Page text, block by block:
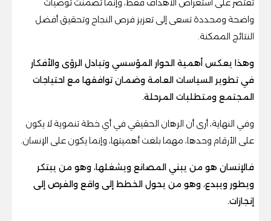
واضحة ومحددة تسعى إلى تعزيز فرص النجاح وتحقيق أفضل
النتائج الممكنة.
وهذا يعكس أهمية الحوار المؤسسي وتبادل الرؤى والأفكار
في تطوير السياسات العامة وضمان توافقها مع احتياجات
المجتمع ومتطلبات المرحلة.
وفي النهاية، أرى أن الرهان الحقيقي في أي خطة تنموية لا يكون
على الأرقام وحدها، مهما بلغت أهميتها، وإنما يكون على الإنسان.
فالإنسان هو من يبني المصانع ويشغلها، وهو من يبتكر
ويطور ويبدع، وهو من يحول الخطط إلى واقع والفرص إلى
إنجازات.